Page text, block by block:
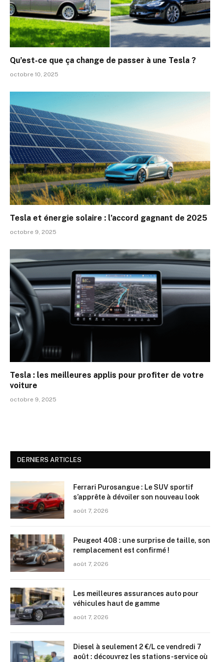
Qu’est-ce que ça change de passer à une Tesla ?
octobre 10, 2025
Tesla et énergie solaire : l’accord gagnant de 2025
octobre 9, 2025
Tesla : les meilleures applis pour profiter de votre
voiture
octobre 9, 2025
DERNIERS ARTICLES
Ferrari Purosangue : Le SUV sportif
s’apprête à dévoiler son nouveau look
août 7, 2026
Peugeot 408 : une surprise de taille, son
remplacement est confirmé !
août 7, 2026
Les meilleures assurances auto pour
véhicules haut de gamme
août 7, 2026
Diesel à seulement 2 €/L ce vendredi 7
août : découvrez les stations-service où